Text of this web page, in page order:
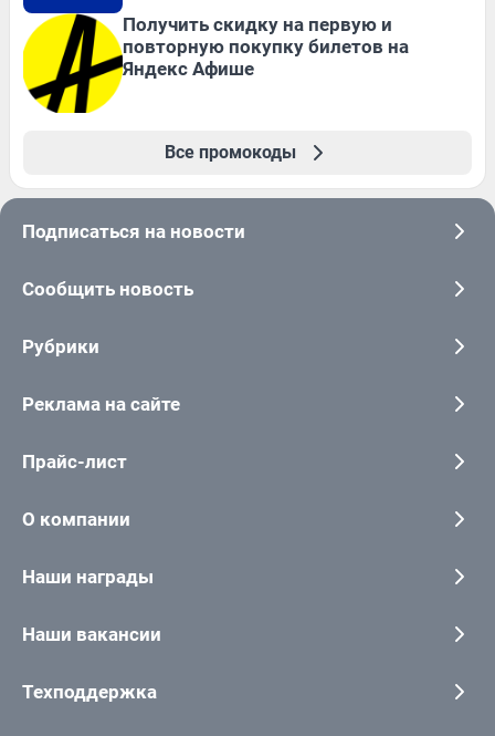
Получить скидку на первую и
повторную покупку билетов на
Яндекс Афише
Все промокоды
Подписаться на новости
Сообщить новость
Рубрики
Реклама на сайте
Прайс-лист
О компании
Наши награды
Наши вакансии
Техподдержка